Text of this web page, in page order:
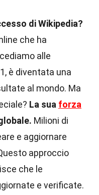
di Wikipedia?
che ha
alle
è diventata una
al mondo. Ma
La sua forza
Milioni di
e aggiornare
approccio
che le
e verificate.